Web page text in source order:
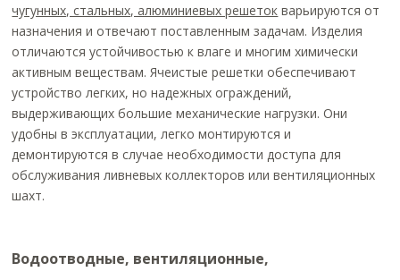
чугунных, стальных, алюминиевых решеток варьируются от
назначения и отвечают поставленным задачам. Изделия
отличаются устойчивостью к влаге и многим химически
активным веществам. Ячеистые решетки обеспечивают
устройство легких, но надежных ограждений,
выдерживающих большие механические нагрузки. Они
удобны в эксплуатации, легко монтируются и
демонтируются в случае необходимости доступа для
обслуживания ливневых коллекторов или вентиляционных
шахт.
Водоотводные, вентиляционные,